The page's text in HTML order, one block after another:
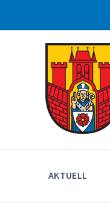
content
main
footer
AKTUELL